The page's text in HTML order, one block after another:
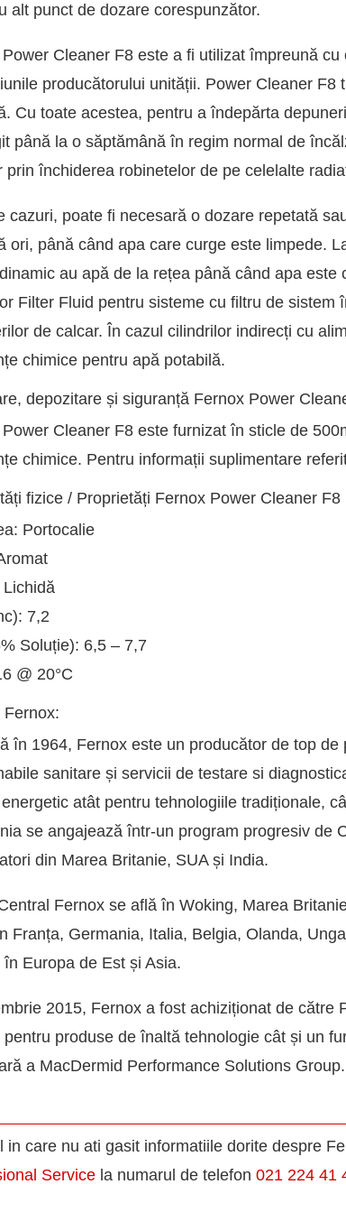
alt punct de dozare corespunzător.
Cleaner F8 este a fi utilizat împreună
producătorului unității. Power Cleaner
Cu toate acestea, pentru a îndepărta
până la o săptămână în regim normal de
prin închiderea robinetelor de pe celelalte
cazuri, poate fi necesară o dozare repetată
ori, până când apa care curge este limpede.
au apă de la rețea până când apa
Filter Fluid pentru sisteme cu filtru de
de calcar. În cazul cilindrilor indirecți cu
chimice pentru apă potabilă.
depozitare și siguranță Fernox Power
Cleaner F8 este furnizat în sticle de
chimice. Pentru informații suplimentare
fizice / Proprietăți Fernox Power Cleaner F8
Portocalie
Lichidă
7,2
Soluție): 6,5 – 7,7
@ 20°C
Fernox:
în 1964, Fernox este un producător de top
sanitare și servicii de testare si
atât pentru tehnologiile tradiționale,
se angajează într-un program progresiv de
din Marea Britanie, SUA și India.
Fernox se află în Woking, Marea
Franța, Germania, Italia, Belgia, Olanda,
în Europa de Est și Asia.
2015, Fernox a fost achiziționat de
pentru produse de înaltă tehnologie cât și un
a MacDermid Performance Solutions Group.
in care nu ati gasit informatiile dorite despre
Service la numarul de telefon021 224 41